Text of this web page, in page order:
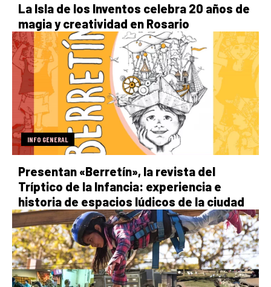
La Isla de los Inventos celebra 20 años de
magia y creatividad en Rosario
INFO GENERAL
Presentan «Berretín», la revista del
Tríptico de la Infancia: experiencia e
historia de espacios lúdicos de la ciudad